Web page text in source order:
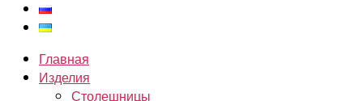
Главная
Изделия
Столешницы